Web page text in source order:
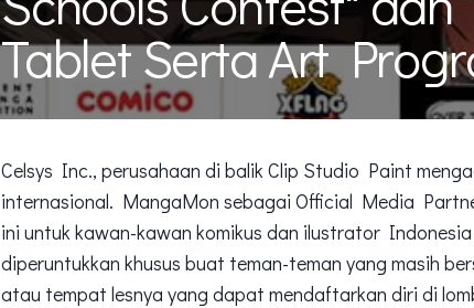
Tablet Serta Art
Celsys Inc., perusahaan di balik Clip Studio Paint
internasional. MangaMon sebagai Official Media
ini untuk kawan-kawan komikus dan ilustrator
diperuntukkan khusus buat teman-teman yang masih
atau tempat lesnya yang dapat mendaftarkan diri di